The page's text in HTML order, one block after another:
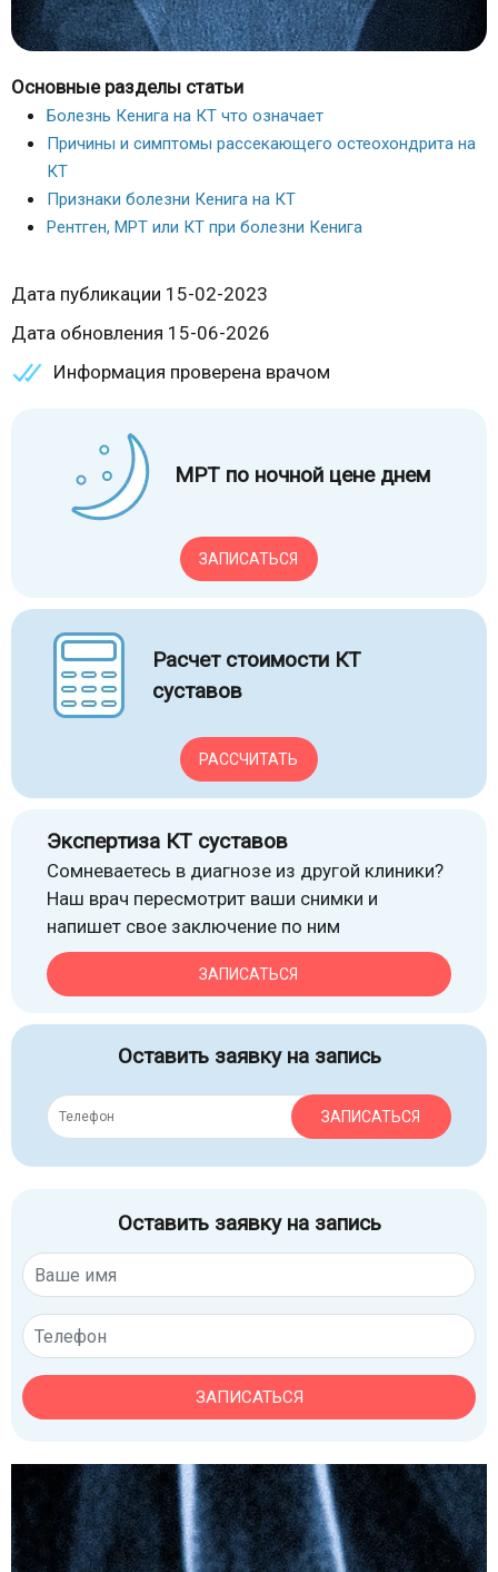
Основные разделы статьи
Болезнь Кенига на КТ что означает
Причины и симптомы рассекающего остеохондрита на
КТ
Признаки болезни Кенига на КТ
Рентген, МРТ или КТ при болезни Кенига
Дата публикации 15-02-2023
Дата обновления 15-06-2026
Информация проверена врачом
МРТ по ночной цене днем
ЗАПИСАТЬСЯ
Расчет стоимости КТ
суставов
РАССЧИТАТЬ
Экспертиза КТ суставов
Сомневаетесь в диагнозе из другой клиники?
Наш врач пересмотрит ваши снимки и
напишет свое заключение по ним
ЗАПИСАТЬСЯ
Оставить заявку на запись
ЗАПИСАТЬСЯ
Оставить заявку на запись
ЗАПИСАТЬСЯ